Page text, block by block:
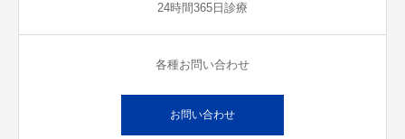
24時間365日診療
各種お問い合わせ
お問い合わせ